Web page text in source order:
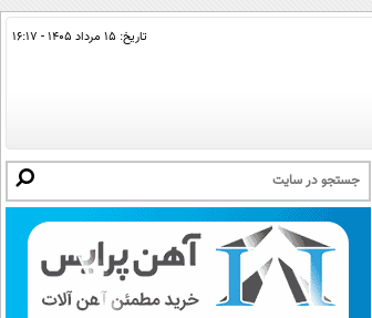
تاریخ: ۱۵ مرداد ۱۴۰۵ - ۱۶:۱۷